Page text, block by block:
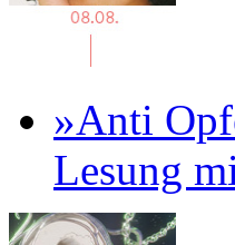
»Anti
Lesung